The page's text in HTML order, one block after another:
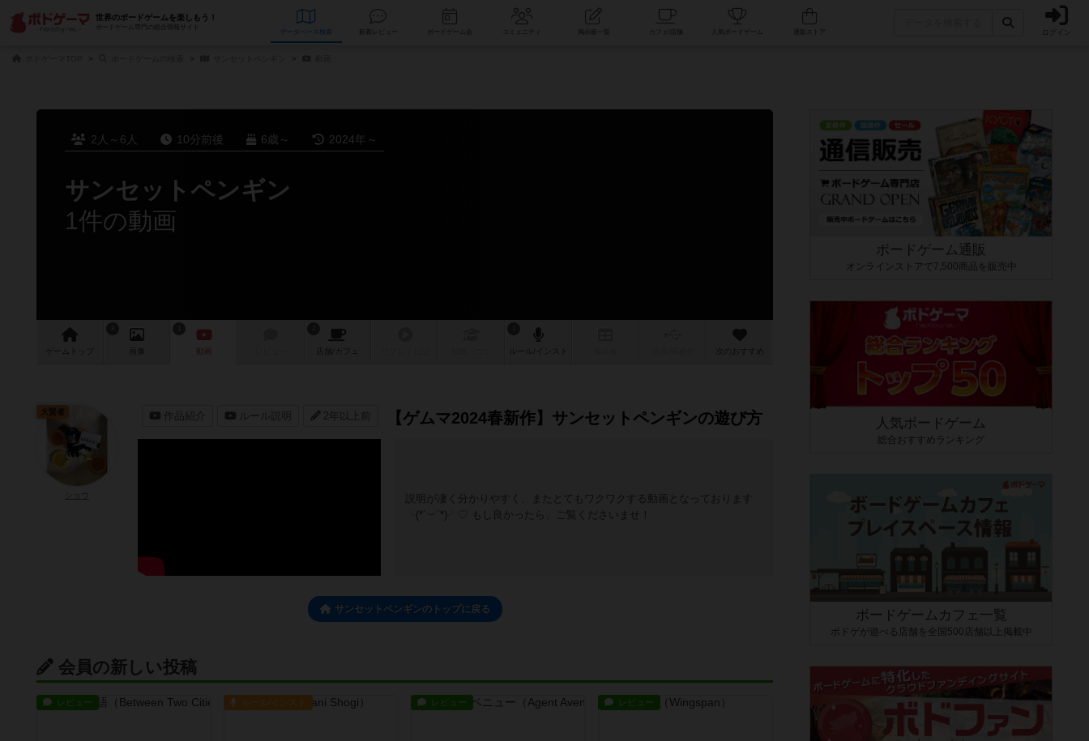
世界のボードゲームを楽しもう！
ボードゲーム専門の総合情報サイト
データベース コミュニティ 人気ボードゲーム ログイン
2人～6人 10分前後 6歳～ 2024年～
サンセットペンギン
1件の動画
ゲーム 画像 店舗/ カフェ 次のおすすめ
作品紹介 ルール説明 2年以上前 【ゲムマ2024春新作】サンセットペンギンの遊び方
説明が凄く分かりやすく、またとてもワクワクする動画となっております
╰(*´︶`*)╯♡ もし良かったら、ご覧くださいませ！
大賢者
サンセットペンギンのトップに戻る
会員の新しい投稿
レビュー ルール/インスト レビュー レビュー
ボードゲーム通販
オンラインストアで7,500商品を販売中
人気ボードゲーム
総合おすすめランキング
ボードゲームカフェ一覧
ボドゲが遊べる店舗を全国500店舗以上掲載中